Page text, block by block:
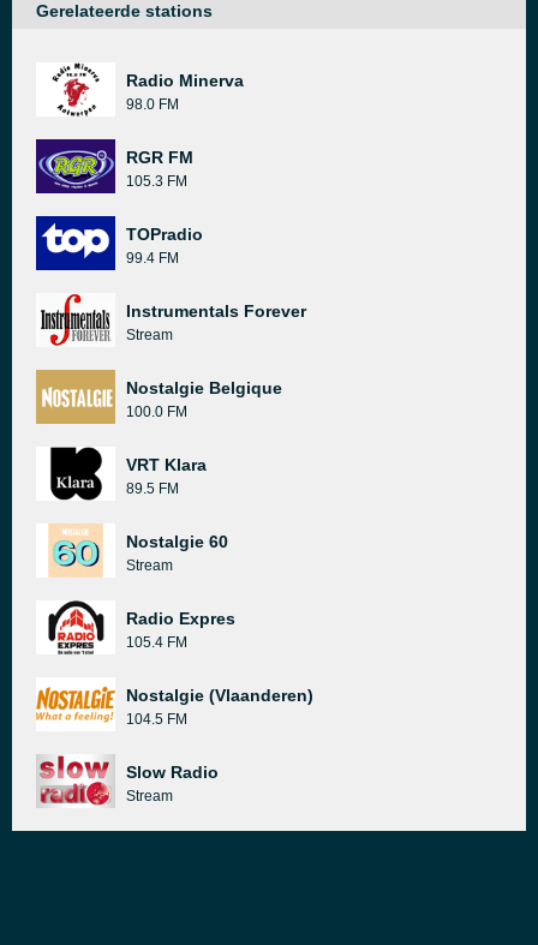
Gerelateerde stations
Radio Minerva
98.0 FM
RGR FM
105.3 FM
TOPradio
99.4 FM
Instrumentals Forever
Stream
Nostalgie Belgique
100.0 FM
VRT Klara
89.5 FM
Nostalgie 60
Stream
Radio Expres
105.4 FM
Nostalgie (Vlaanderen)
104.5 FM
Slow Radio
Stream